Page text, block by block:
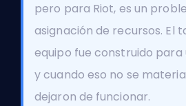
pero para Riot, es un
asignación de recursos. El
equipo fue construido para
y cuando eso no se
dejaron de funcionar.